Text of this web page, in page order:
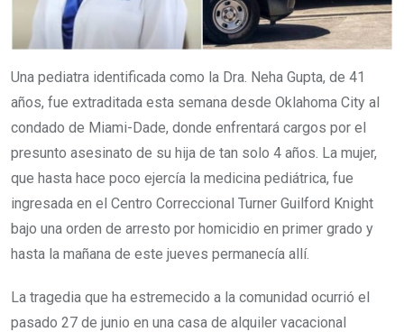
Una pediatra identificada como la Dra. Neha Gupta, de 41
años, fue extraditada esta semana desde Oklahoma City al
condado de Miami-Dade, donde enfrentará cargos por el
presunto asesinato de su hija de tan solo 4 años. La mujer,
que hasta hace poco ejercía la medicina pediátrica, fue
ingresada en el Centro Correccional Turner Guilford Knight
bajo una orden de arresto por homicidio en primer grado y
hasta la mañana de este jueves permanecía allí.
La tragedia que ha estremecido a la comunidad ocurrió el
pasado 27 de junio en una casa de alquiler vacacional